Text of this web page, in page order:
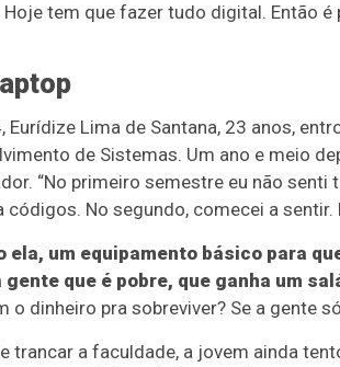
Hoje tem que fazer tudo digital. Então
Eurídize Lima de Santana, 23 anos,
de Sistemas. Um ano e meio
“No primeiro semestre eu não
códigos. No segundo, comecei a
ela, um equipamento básico para
gente que é pobre, que ganha um
o dinheiro pra sobreviver? Se a gente
trancar a faculdade, a jovem ainda